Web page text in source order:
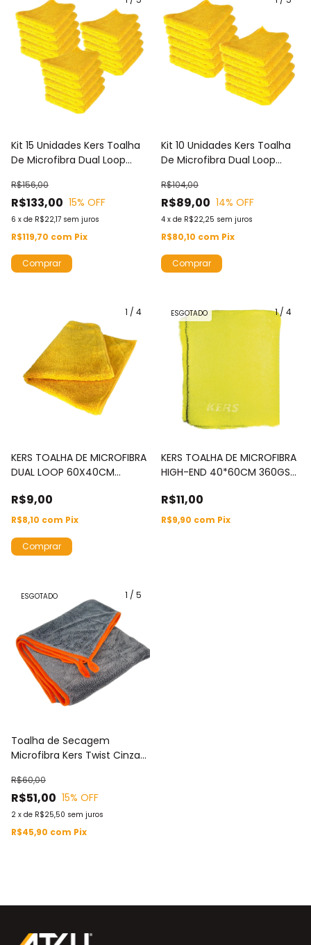
Kit 15 Unidades Kers Toalha
De Microfibra Dual Loop
Amarela Com Borda
R$133,00
R$156,00
15% OFF
6 x de R$22,17 sem juros
R$119,70 com Pix
Kit 10 Unidades Kers Toalha
De Microfibra Dual Loop
Amarela Com Borda
R$89,00
R$104,00
14% OFF
4 x de R$22,25 sem juros
R$80,10 com Pix
1 / 4
KERS TOALHA DE MICROFIBRA
DUAL LOOP 60X40CM
AMARELO
R$9,00
R$8,10 com Pix
1/ 4
ESGOTADO
KERS TOALHA DE MICROFIBRA
HIGH-END 40*60CM 360GSM
R$11,00
R$9,90 com Pix
1 / 5
ESGOTADO
Toalha de Secagem
Microfibra Kers Twist Cinza
R$51,00
R$60,00
15% OFF
2 x de R$25,50 sem juros
R$45,90 com Pix